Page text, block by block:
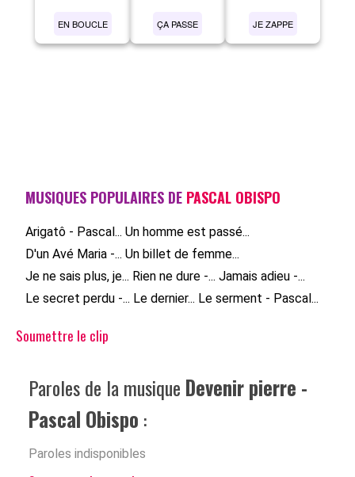
EN BOUCLE ÇA PASSE JE ZAPPE
MUSIQUES POPULAIRES DE PASCAL OBISPO
Arigatô - Pascal... Un homme est passé...
D'un Avé Maria -... Un billet de femme...
Je ne sais plus, je... Rien ne dure -... Jamais adieu -...
Le secret perdu -... Le dernier... Le serment - Pascal...
Soumettre le clip
Paroles de la musique Devenir pierre -
Pascal Obispo :
Paroles indisponibles